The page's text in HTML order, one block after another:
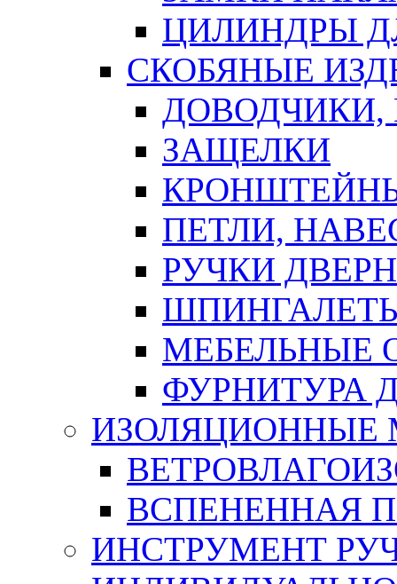
ЦИЛИНДРЫ
СКОБЯНЫЕ
ЗАЩЕЛКИ
ПЕТЛИ,
РУЧКИ
МЕБЕЛЬНЫЕ
ФУРНИТУРА
ИЗОЛЯЦИОННЫЕ
ВСПЕНЕННАЯ
ИНСТРУМЕНТ